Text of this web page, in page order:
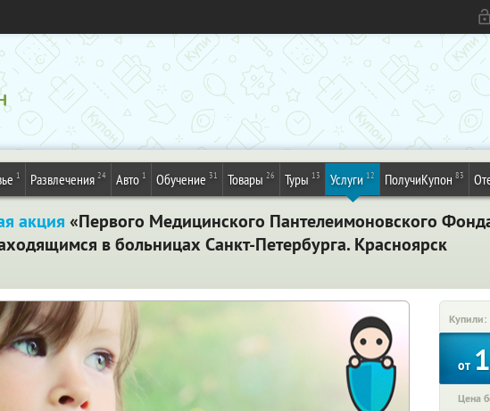
1 Развлечения 24 Авто 1 Обучение 31 Товары 26 Туры 13 Услуги 12 ПолучиКупон 83
акция «Первого Медицинского Пантелеимоновского
в больницах Санкт-Петербурга. Красноярск
Купили:
от
Цена